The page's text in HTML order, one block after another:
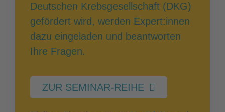
Deutschen Krebsgesellschaft (DKG)
gefördert wird, werden Expert:innen
dazu eingeladen und beantworten
Ihre Fragen.
ZUR SEMINAR-REIHE